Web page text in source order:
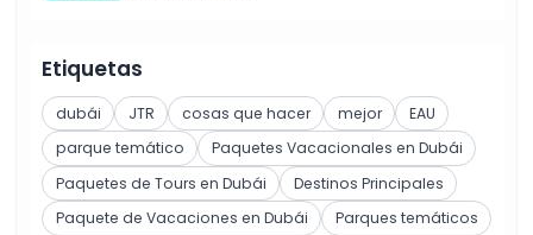
Etiquetas
dubái JTR cosas que hacer mejor
EAU
parque temático
Paquetes Vacacionales en Dubái
Paquetes de Tours en Dubái
Destinos Principales
Paquete de Vacaciones en Dubái
Parques temáticos